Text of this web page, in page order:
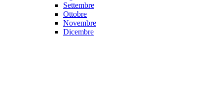
Settembre
Ottobre
Novembre
Dicembre